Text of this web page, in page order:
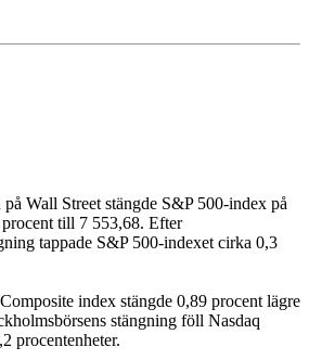
Wall Street stängde S&P 500-index på
till 7 553,68. Efter
tappade S&P 500-indexet cirka 0,3
index stängde 0,89 procent lägre
stängning föll Nasdaq
procentenheter.